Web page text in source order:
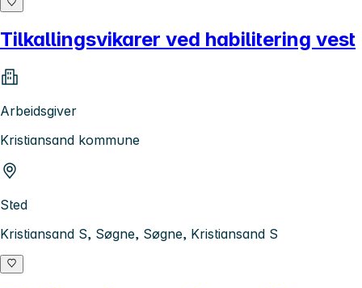
Tilkallingsvikarer ved habilitering vest
Arbeidsgiver
Kristiansand kommune
Sted
Kristiansand S, Søgne, Søgne, Kristiansand S